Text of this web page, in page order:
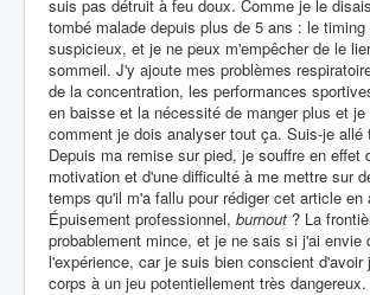
suis pas détruit à feu doux. Comme je le
tombé malade depuis plus de 5 ans : le
suspicieux, et je ne peux m'empêcher de le
sommeil. J'y ajoute mes problèmes
de la concentration, les performances
en baisse et la nécessité de manger plus et je
comment je dois analyser tout ça. Suis-je allé
Depuis ma remise sur pied, je souffre en effet
motivation et d'une difficulté à me mettre sur
temps qu'il m'a fallu pour rédiger cet article en
Épuisement professionnel, burnout ? La
probablement mince, et je ne sais si j'ai envie
l'expérience, car je suis bien conscient d'avoir
corps à un jeu potentiellement très dangereux.